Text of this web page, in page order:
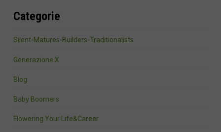
Categorie
Silent-Matures-Builders-Traditionalists
Generazione X
Blog
Baby Boomers
Flowering Your Life&Career